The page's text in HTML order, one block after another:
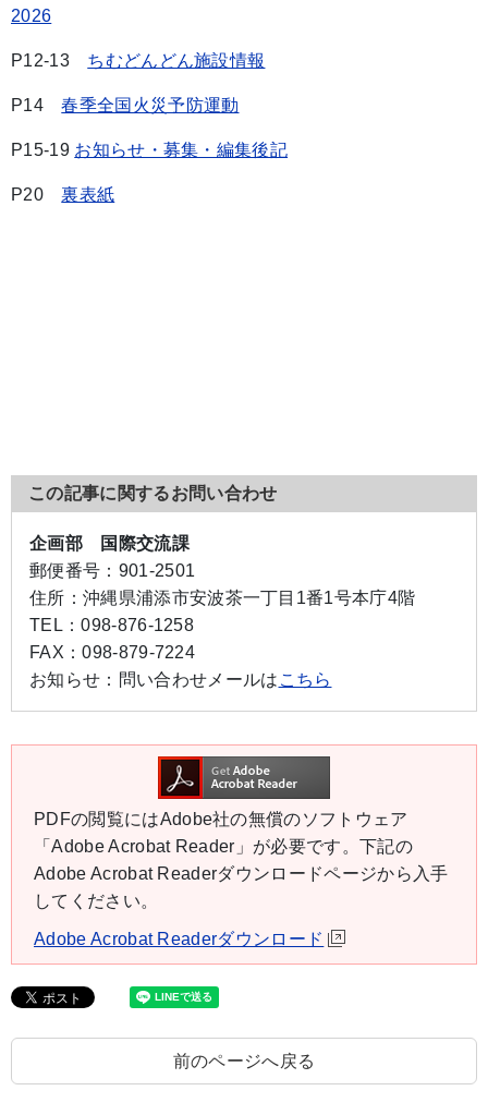
2026
P12-13 ちむどんどん施設情報
P14春季全国火災予防運動
P15-19 お知らせ・募集・編集後記
P20裏表紙
この記事に関するお問い合わせ
企画部 国際交流課
郵便番号： 901-2501
住所： 沖縄県浦添市安波茶一丁目1番1号本庁4階
TEL：098-876-1258
FAX：098-879-7224
お知らせ： 問い合わせメールは こちら
PDFの閲覧にはAdobe社の無償のソフトウェア
「Adobe Acrobat Reader」が必要です。下記の
Adobe Acrobat Readerダウンロードページから入手
してください。
Adobe Acrobat Readerダウンロード
前のページへ戻る